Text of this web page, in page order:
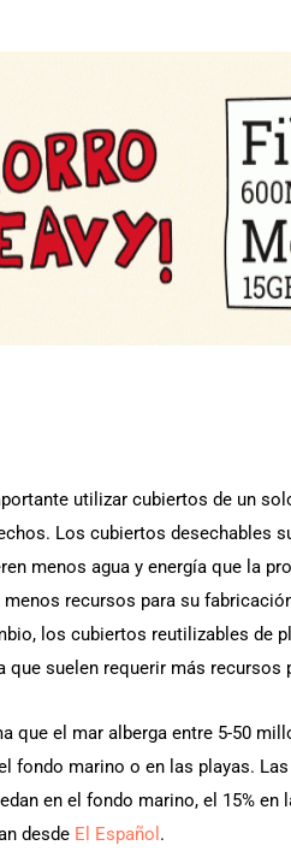
utilizar cubiertos de un
Los cubiertos desechables
menos agua y energía que la
menos recursos para su
los cubiertos reutilizables de
que suelen requerir más recursos
que el mar alberga entre 5-50
fondo marino o en las playas.
en el fondo marino, el 15% en
desde El Español .